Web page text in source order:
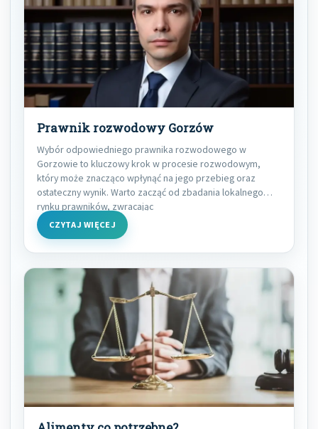
Prawnik rozwodowy Gorzów
Wybór odpowiedniego prawnika rozwodowego w
Gorzowie to kluczowy krok w procesie rozwodowym,
który może znacząco wpłynąć na jego przebieg oraz
ostateczny wynik. Warto zacząć od zbadania lokalnego
rynku prawników, zwracając
CZYTAJ WIĘCEJ